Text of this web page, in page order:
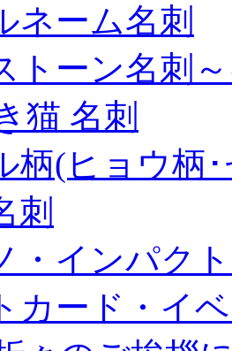
ネーム名刺
トーン名刺
猫 名刺
柄(ヒョウ柄
刺
・インパク
カード・イ